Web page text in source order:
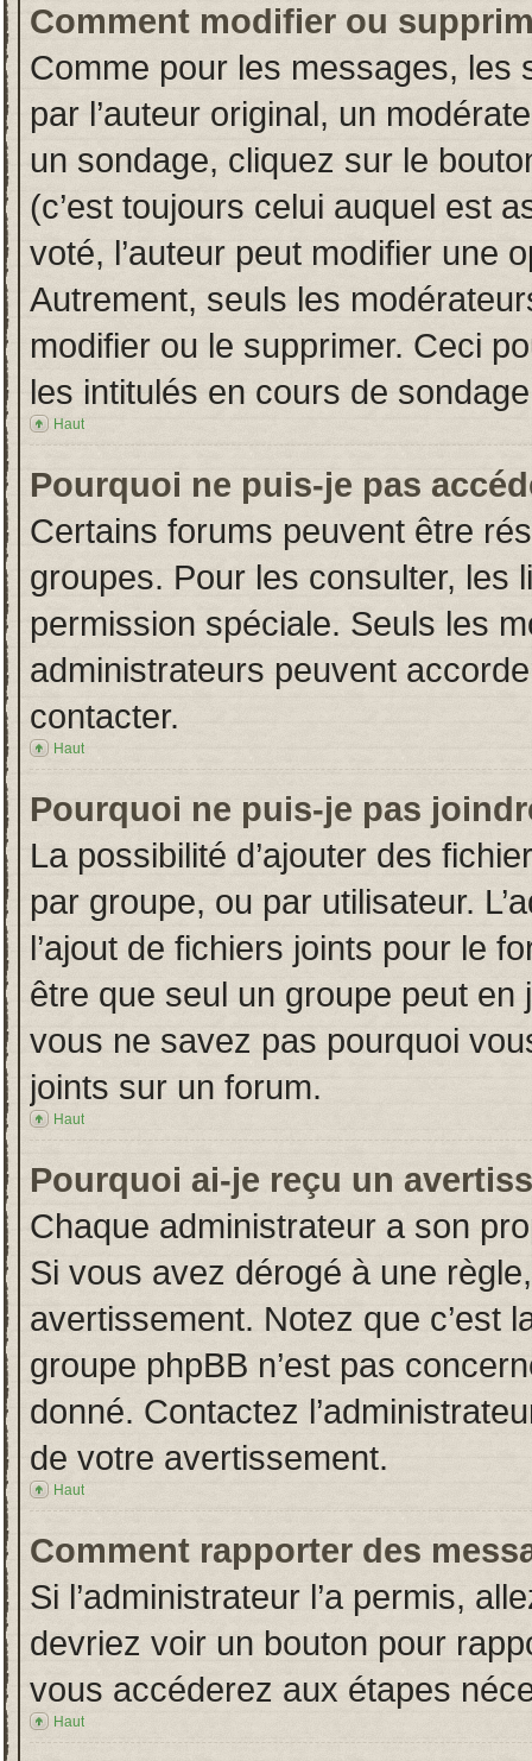
Comment modifier ou
Comme pour les messages, les
par l’auteur original, un
un sondage, cliquez sur le
(c’est toujours celui auquel est
voté, l’auteur peut modifier une
Autrement, seuls les
modifier ou le supprimer. Ceci
les intitulés en cours de
Haut
Pourquoi ne puis-je pas
Certains forums peuvent être
groupes. Pour les consulter, les
permission spéciale. Seuls les
administrateurs peuvent
contacter.
Haut
Pourquoi ne puis-je pas
La possibilité d’ajouter des
par groupe, ou par utilisateur.
l’ajout de fichiers joints pour le
être que seul un groupe peut en
vous ne savez pas pourquoi
joints sur un forum.
Haut
Pourquoi ai-je reçu un
Chaque administrateur a son
Si vous avez dérogé à une
avertissement. Notez que c’est
groupe phpBB n’est pas
donné. Contactez
de votre avertissement.
Haut
Comment rapporter des
Si l’administrateur l’a permis,
devriez voir un bouton pour
vous accéderez aux étapes
Haut